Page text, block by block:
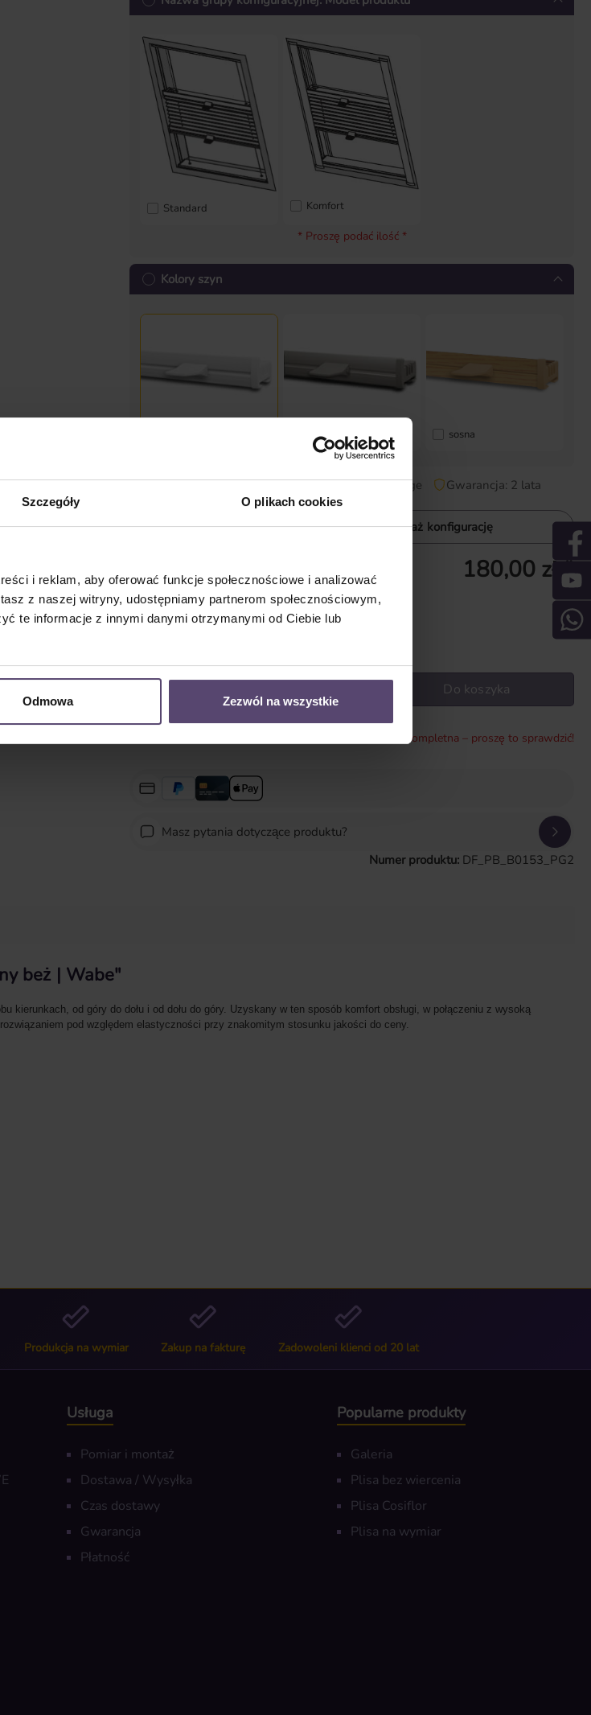
Szczegóły O plikach cookies
i reklam, aby oferować funkcje społecznościowe i analizować
z naszej witryny, udostępniamy partnerom społecznościowym,
te informacje z innymi danymi otrzymanymi od Ciebie lub
Odmowa Zezwól na wszystkie
Standard Komfort
* Proszę podać ilość *
Kolory szyn
srebrny sosna
Dostępny czas dostawy: 2-5 Tage Gwarancja: 2 lata
Udostępnij link Pokaż konfigurację
Cena jednostkowa z akcesoriami 180,00 zł *
zaokrąglono w górę do ceny minimalnej
Ceny z VAT plus koszty wysyłki
czas dostawy: 2-5 Tage Gwarancja: 2 lata
Ilość produktu: Wprowadź żądaną ilość lub użyj przycisków, aby zwiększyć lub zmniejszyć
Do koszyka
* Konfiguracja jest niekompletna – proszę to sprawdzić!
Masz pytania dotyczące produktu?
Numer produktu: DF_PB_B0153_PG2
beż | Wabe"
kierunkach, od góry do dołu i od dołu do góry. Uzyskany w ten sposób komfort obsługi, w połączeniu z wysoką
pod względem elastyczności przy znakomitym stosunku jakości do ceny.
Produkcja na wymiar Zakup na fakturę Zadowoleni klienci od 20 lat
Usługa
Pomiar i montaż
Dostawa / Wysyłka
Czas dostawy
Gwarancja
Płatność
Popularne produkty
Galeria
Plisa bez wiercenia
Plisa Cosiflor
Plisa na wymiar